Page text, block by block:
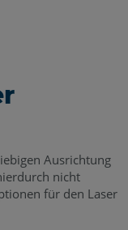
Ausrichtung
nicht
für den Laser